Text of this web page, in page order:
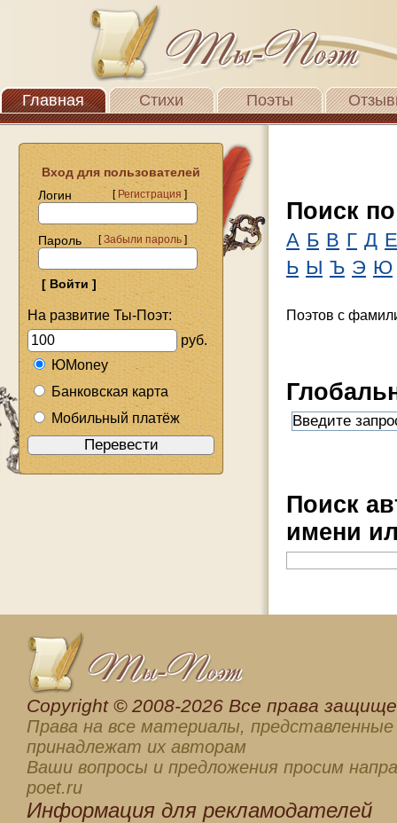
Главная Стихи Поэты
Вход для пользователей
Логин
[Регистрация]
Пароль [Забыли пароль]
На развитие Ты-Поэт:
руб.
ЮMoney
Банковская карта
Мобильный платёж
Поиск
А Б В Г Д Е
Ь Ы Ъ Э Ю
Поэтов с
Поиск
имени
Сopyright © 2008-2026 Все права
Права на все материалы, представленные
принадлежат их авторам
Ваши вопросы и предложения просим
poet.ru
Информация для рекламодателей